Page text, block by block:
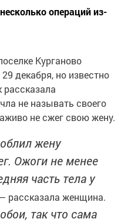
операций из-
Курганово
декабря, но известно
рассказала
не называть своего
не сжег свою жену.
жену
Ожоги не менее
часть тела у
рассказала женщина.
так что сама